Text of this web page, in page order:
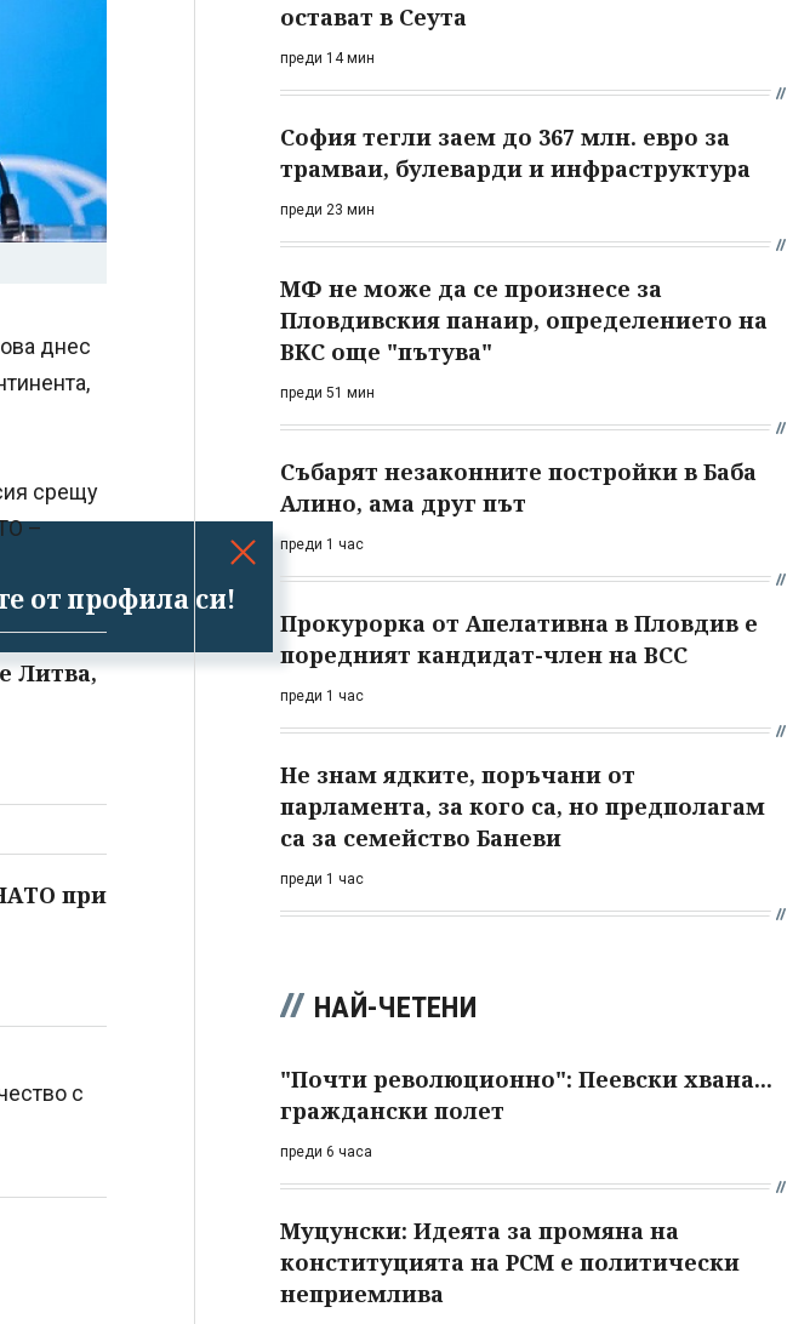
от профила си!
днес
срещу
–
Литва,
при
с
остават в Сеута
преди 14 мин
София тегли заем до 367 млн. евро за
трамваи, булеварди и инфраструктура
преди 23 мин
МФ не може да се произнесе за
Пловдивския панаир, определението на
ВКС още "пътува"
преди 51 мин
Събарят незаконните постройки в Баба
Алино, ама друг път
преди 1 час
Прокурорка от Апелативна в Пловдив е
поредният кандидат-член на ВСС
преди 1 час
Не знам ядките, поръчани от
парламента, за кого са, но предполагам
са за семейство Баневи
преди 1 час
НАЙ-ЧЕТЕНИ
"Почти революционно": Пеевски хвана...
граждански полет
преди 6 часа
Муцунски: Идеята за промяна на
конституцията на РСМ е политически
неприемлива